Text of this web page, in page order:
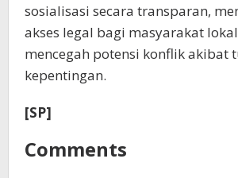
sosialisasi secara transparan,
akses legal bagi masyarakat
mencegah potensi konflik akibat
kepentingan.
[SP]
Comments